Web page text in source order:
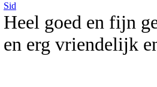
Sid
Heel goed en fijn
en erg vriendelijk